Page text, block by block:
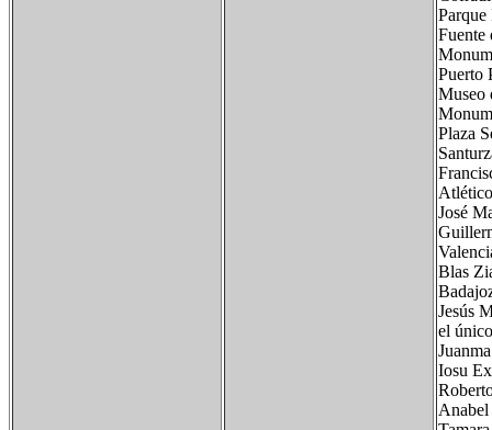
Fuente
Puerto
Museo
Plaza
José
Blas
Jesús
el
Iosu
Anabel